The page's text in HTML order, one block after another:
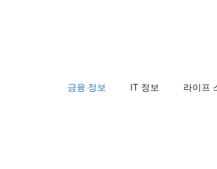
금융 정보 IT 정보 라이프